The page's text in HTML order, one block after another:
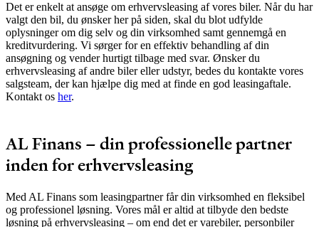
Det er enkelt at ansøge om erhvervsleasing af vores biler. Når du har
valgt den bil, du ønsker her på siden, skal du blot udfylde
oplysninger om dig selv og din virksomhed samt gennemgå en
kreditvurdering. Vi sørger for en effektiv behandling af din
ansøgning og vender hurtigt tilbage med svar. Ønsker du
erhvervsleasing af andre biler eller udstyr, bedes du kontakte vores
salgsteam, der kan hjælpe dig med at finde en god leasingaftale.
Kontakt os her.
AL Finans – din professionelle partner
inden for erhvervsleasing
Med AL Finans som leasingpartner får din virksomhed en fleksibel
og professionel løsning. Vores mål er altid at tilbyde den bedste
løsning på erhvervsleasing – om end det er varebiler, personbiler